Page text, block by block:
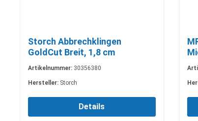
Storch Abbrechklingen
GoldCut Breit, 1,8 cm
Artikelnummer: 30356380
Hersteller: Storch
Details